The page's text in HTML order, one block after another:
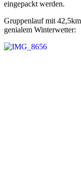
eingepackt werden.
Gruppenlauf mit
genialem Winterwetter: